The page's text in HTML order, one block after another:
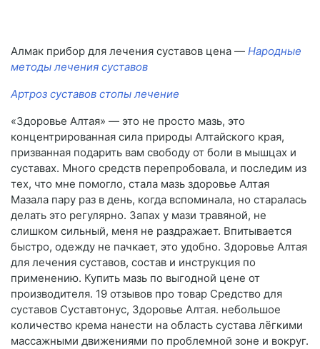
Алмак прибор для лечения суставов цена — Народные
методы лечения суставов
Артроз суставов стопы лечение
«Здоровье Алтая» — это не просто мазь, это
концентрированная сила природы Алтайского края,
призванная подарить вам свободу от боли в мышцах и
суставах. Много средств перепробовала, и последим из
тех, что мне помогло, стала мазь здоровье Алтая
Мазала пару раз в день, когда вспоминала, но старалась
делать это регулярно. Запах у мази травяной, не
слишком сильный, меня не раздражает. Впитывается
быстро, одежду не пачкает, это удобно. Здоровье Алтая
для лечения суставов, состав и инструкция по
применению. Купить мазь по выгодной цене от
производителя. 19 отзывов про товар Средство для
суставов Суставтонус, Здоровье Алтая. небольшое
количество крема нанести на область сустава лёгкими
массажными движениями по проблемной зоне и вокруг.